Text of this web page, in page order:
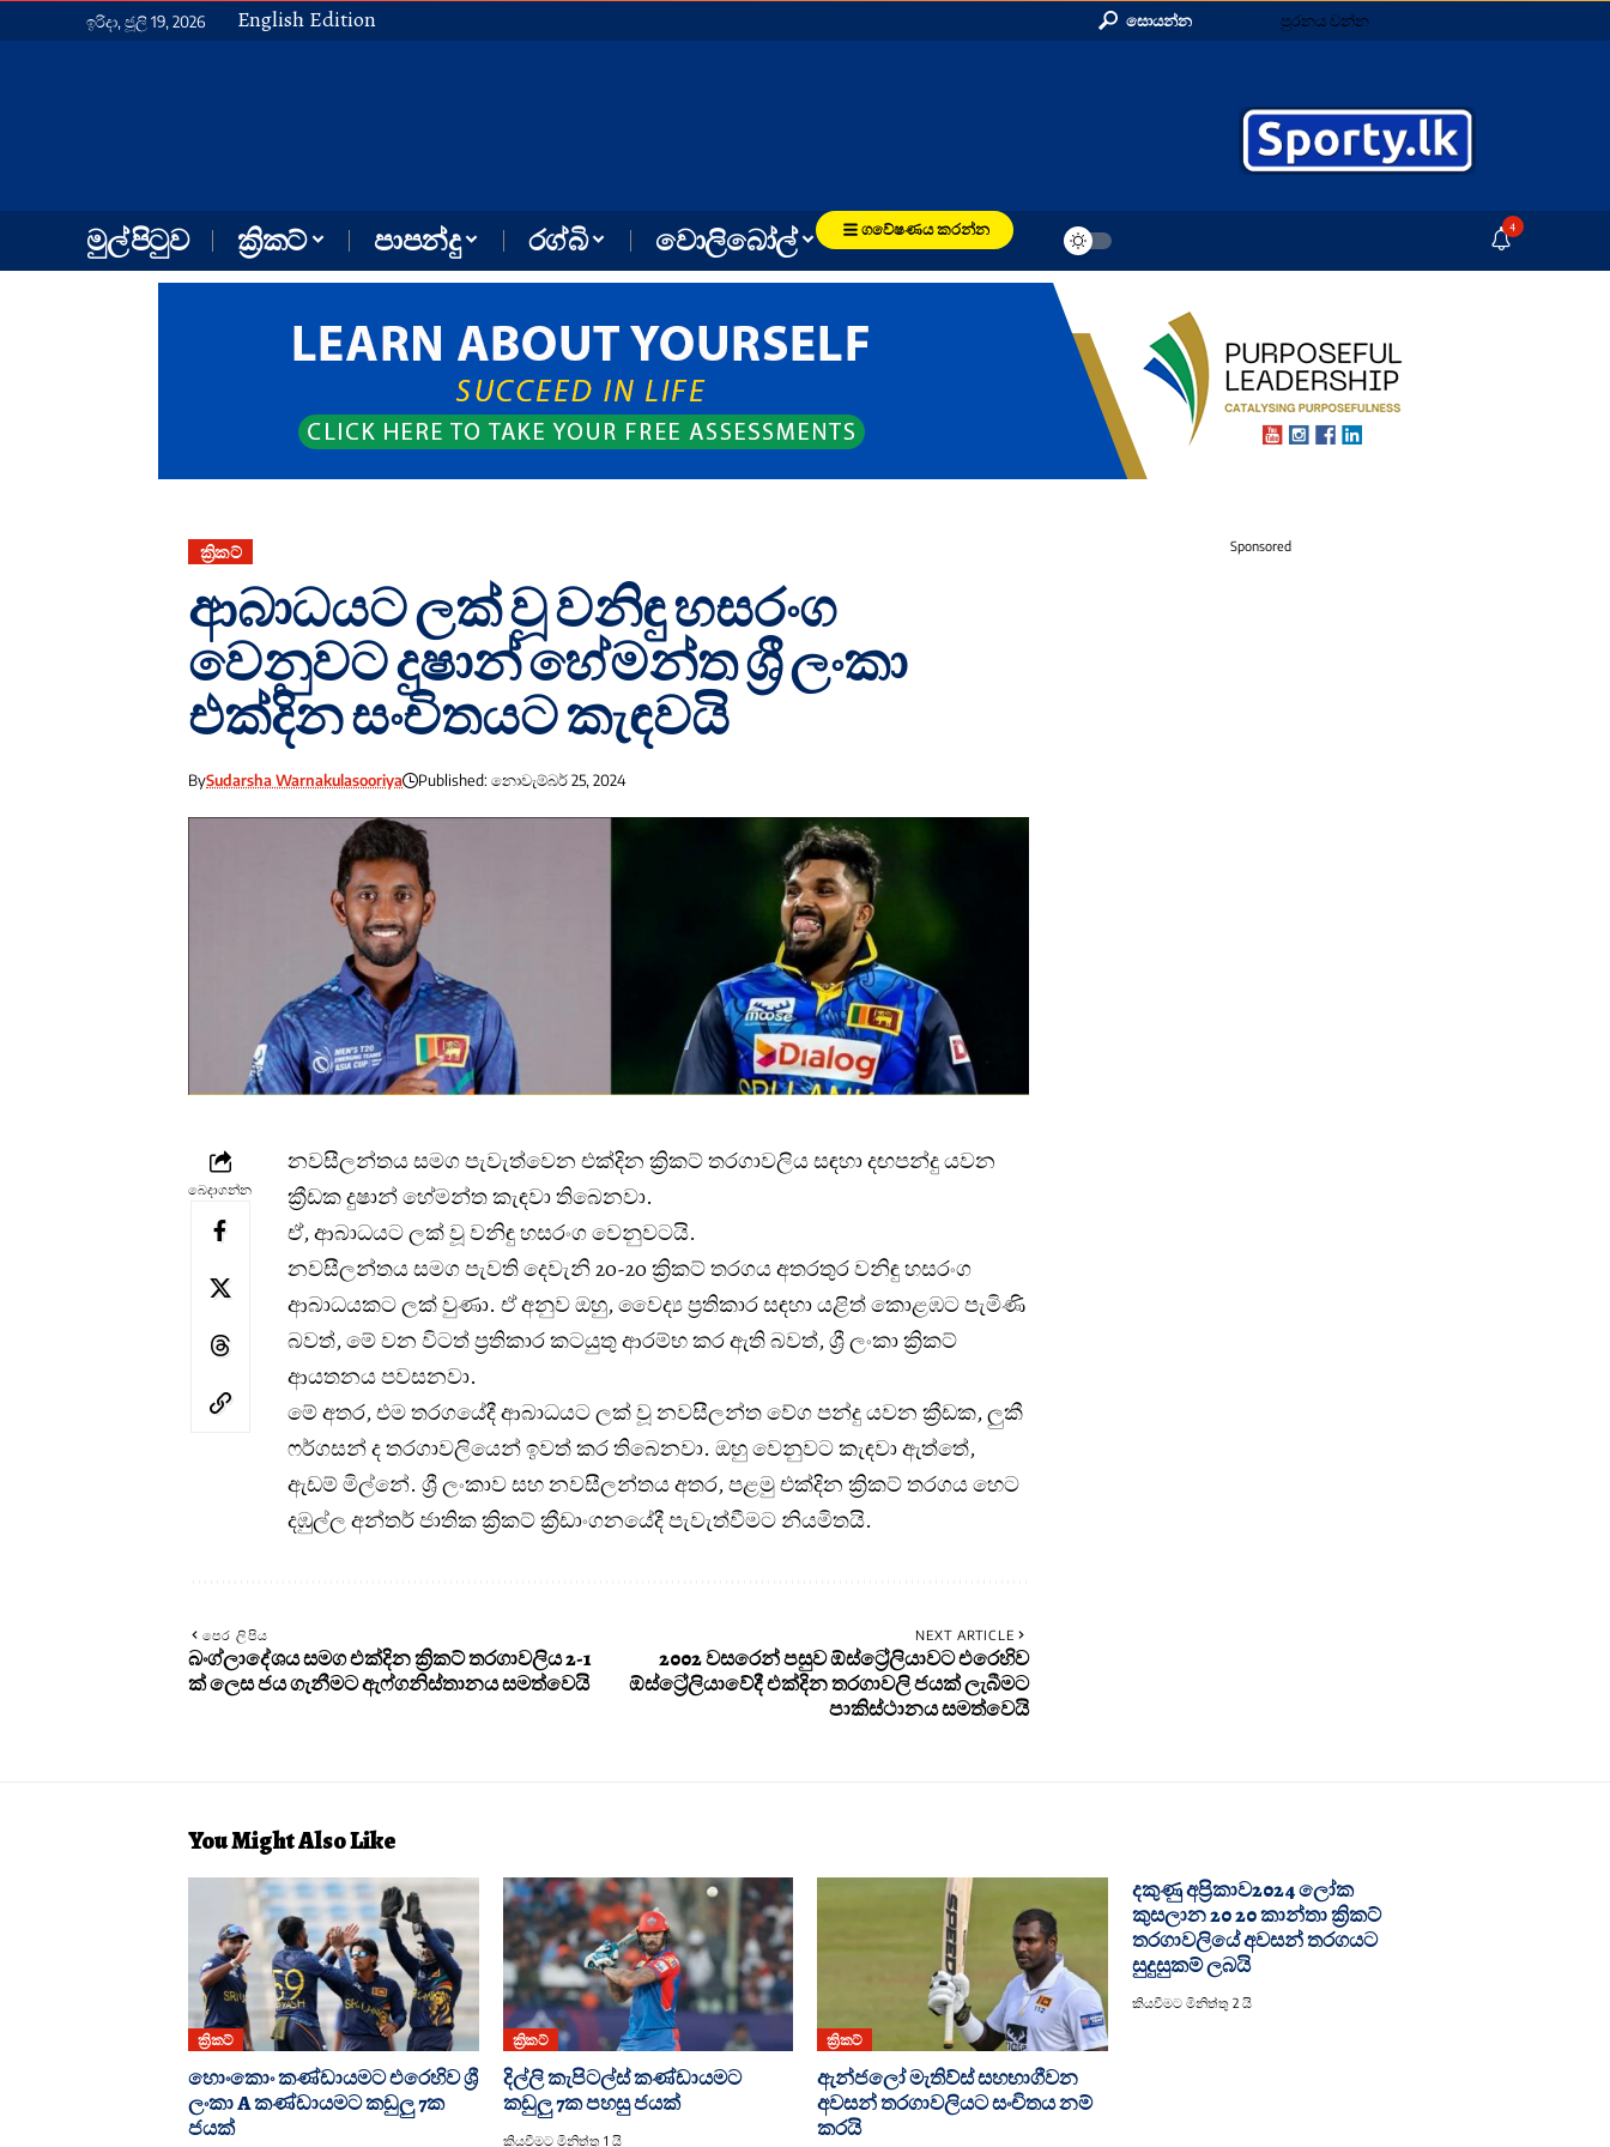
ඉරිදා, ජූලි 19, 2026 English Edition සොයන්න පුරනය වන්න
මුල් පිටුව ක්‍රිකට් පාපන්දු රග්බි වොලිබෝල් ගවේෂණය කරන්න 4
ක්‍රිකට්
ආබාධයට ලක් වූ වනිඳු හසරංග
වෙනුවට දුෂාන් හේමන්ත ශ්‍රී ලංකා
එක්දින සංචිතයට කැඳවයි
BySudarsha Warnakulasooriya Published: නොවැම්බර් 25, 2024
බෙදාගන්න
නවසීලන්තය සමග පැවැත්වෙන එක්දින ක්‍රිකට් තරගාවලිය සඳහා දඟපන්දු යවන
ක්‍රීඩක දුෂාන් හේමන්ත කැඳවා තිබෙනවා.
ඒ, ආබාධයට ලක් වූ වනිඳු හසරංග වෙනුවටයි.
නවසීලන්තය සමග පැවති දෙවැනි 20-20 ක්‍රිකට් තරගය අතරතුර වනිඳු හසරංග
ආබාධයකට ලක් වුණා. ඒ අනුව ඔහු, වෛද්‍ය ප්‍රතිකාර සඳහා යළිත් කොළඹට පැමිණි
බවත්, මේ වන විටත් ප්‍රතිකාර කටයුතු ආරම්භ කර ඇති බවත්, ශ්‍රී ලංකා ක්‍රිකට්
ආයතනය පවසනවා.
මේ අතර, එම තරගයේදී ආබාධයට ලක් වූ නවසීලන්ත වේග පන්දු යවන ක්‍රීඩක, ලුකී
ෆර්ගසන් ද තරගාවලියෙන් ඉවත් කර තිබෙනවා. ඔහු වෙනුවට කැඳවා ඇත්තේ,
ඇඩම් මිල්නේ. ශ්‍රී ලංකාව සහ නවසීලන්තය අතර, පළමු එක්දින ක්‍රිකට් තරගය හෙට
දඹුල්ල අන්තර් ජාතික ක්‍රිකට් ක්‍රීඩාංගනයේදී පැවැත්වීමට නියමිතයි.
පෙර ලිපිය
බංග්ලාදේශය සමග එක්දින ක්‍රිකට් තරගාවලිය 2-1
ක් ලෙස ජය ගැනීමට ඇෆ්ගනිස්තානය සමත්වෙයි
NEXT ARTICLE
2002 වසරෙන් පසුව ඕස්ට්‍රේලියාවට එරෙහිව
ඕස්ට්‍රේලියාවේදී එක්දින තරගාවලි ජයක් ලැබීමට
පාකිස්ථානය සමත්වෙයි
Sponsored
You Might Also Like
ක්‍රිකට්
හොංකොං කණ්ඩායමට එරෙහිව ශ්‍රී
ලංකා A කණ්ඩායමට කඩුලු 7ක
ජයක්
ක්‍රිකට්
දිල්ලි කැපිටල්ස් කණ්ඩායමට
කඩුලු 7ක පහසු ජයක්
කියවීමට මිනිත්තු 1 යි
ක්‍රිකට්
ඇන්ජලෝ මැතිව්ස් සහභාගීවන
අවසන් තරගාවලියට සංචිතය නම්
කරයි
දකුණු අප්‍රිකාව2024 ලෝක
කුසලාන 20 20 කාන්තා ක්‍රිකට්
තරගාවලියේ අවසන් තරගයට
සුදුසුකම් ලබයි
කියවීමට මිනිත්තු 2 යි